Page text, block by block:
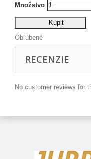
Množstvo
Kúpiť
Obľúbené
RECENZIE
No customer reviews for